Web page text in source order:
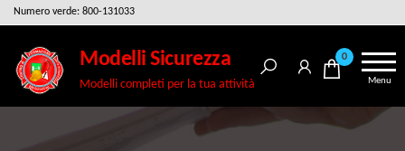
Salta
vai
contenuto
Numero verde: 800-131033
Modelli Sicurezza
Modelli completi per la tua attività
0
Menu